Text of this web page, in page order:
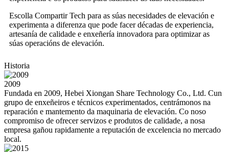
Escolla Compartir Tech para as súas necesidades de elevación e
experimenta a diferenza que pode facer décadas de experiencia,
artesanía de calidade e enxeñería innovadora para optimizar as
súas operacións de elevación.
Historia
2009
Fundada en 2009, Hebei Xiongan Share Technology Co., Ltd. Cun
grupo de enxeñeiros e técnicos experimentados, centrámonos na
reparación e mantemento da maquinaria de elevación. Co noso
compromiso de ofrecer servizos e produtos de calidade, a nosa
empresa gañou rapidamente a reputación de excelencia no mercado
local.